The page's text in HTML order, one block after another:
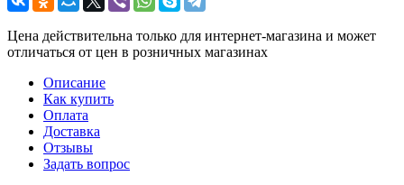
Цена действительна только для интернет-магазина и может
отличаться от цен в розничных магазинах
Описание
Как купить
Оплата
Доставка
Отзывы
Задать вопрос